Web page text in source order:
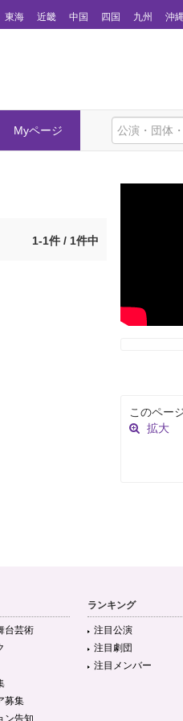
東海 近畿 中国 四国 九州 沖
Myページ
1-1件 / 1件中
このペー
拡大
台芸術
募集
ン告知
ランキング
注目公演
注目劇団
注目メンバー